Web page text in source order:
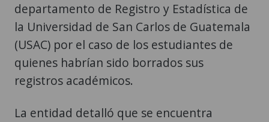
departamento de Registro y Estadística de
la Universidad de San Carlos de Guatemala
(USAC) por el caso de los estudiantes de
quienes habrían sido borrados sus
registros académicos.
La entidad detalló que se encuentra